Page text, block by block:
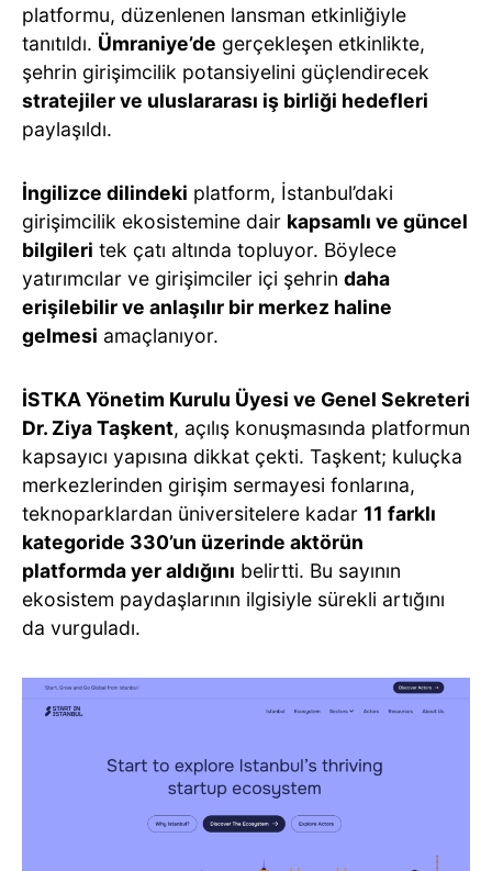
platformu, düzenlenen lansman etkinliğiyle
tanıtıldı. Ümraniye’de gerçekleşen etkinlikte,
şehrin girişimcilik potansiyelini güçlendirecek
stratejiler ve uluslararası iş birliği hedefleri
paylaşıldı.
İngilizce dilindeki platform, İstanbul’daki
girişimcilik ekosistemine dair kapsamlı ve güncel
bilgileri tek çatı altında topluyor. Böylece
yatırımcılar ve girişimciler içi şehrin daha
erişilebilir ve anlaşılır bir merkez haline
gelmesi amaçlanıyor.
İSTKA Yönetim Kurulu Üyesi ve Genel Sekreteri
Dr. Ziya Taşkent, açılış konuşmasında platformun
kapsayıcı yapısına dikkat çekti. Taşkent; kuluçka
merkezlerinden girişim sermayesi fonlarına,
teknoparklardan üniversitelere kadar 11 farklı
kategoride 330’un üzerinde aktörün
platformda yer aldığını belirtti. Bu sayının
ekosistem paydaşlarının ilgisiyle sürekli artığını
da vurguladı.